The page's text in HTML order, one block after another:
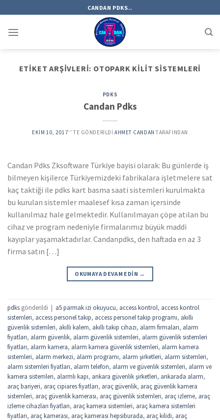
to
content
CANDAN PDKS..
ETIKET ARŞIVLERI: OTOPARK KILIT SISTEMLERI
PDKS
Candan Pdks
EKIM 10, 2017’' TE GÖNDERILDI AHMET CANDAN TARAFINDAN
Candan Pdks Zksoftware Türkiye bayisi olarak: Bu günlerde iş
bilmeyen kişilerce Türkiyemizdeki fabrikalara işletmelere sat
kaç taktiği ile pdks kart basma saati sistemleri kurulmakta
bu kurulan sistemler maalesef kısa zaman içersinde
kullanılmaz hale gelmektedir. Kullanılmayan çöpe atılan bu
cihaz ve program nedeniyle firmalarımız büyük maddi
kayıplar yaşamaktadırlar. Candanpdks, den haftada en az 3
firma satın […]
OKUMAYA DEVAM EDIN →
pdks gönderildi | a5 parmak izi okuyucu, access kontrol, access kontrol
sistemleri, access personel takip, access personel takip programı, akıllı
güvenlik sistemleri, akıllı kalem, akıllı takip cihazı, alarm firmaları, alarm
fiyatları, alarm güvenlik, alarm güvenlik sistemleri, alarm güvenlik sistemleri
fiyatları, alarm kamera, alarm kamera güvenlik sistemleri, alarm kamera
sistemleri, alarm merkezi, alarm programı, alarm şirketleri, alarm sistemleri,
alarm sistemleri fiyatları, alarm telefon, alarm ve güvenlik sistemleri, alarm ve
kamera sistemleri, alarmlı kapı, ankara güvenlik şirketleri, ankarada alarm,
araç bariyeri, araç cipiares fiyatları, araç güvenlik, araç güvenlik kamera
sistemleri, araç güvenlik kamerası, araç güvenlik sistemleri, araç izleme, araç
izleme cihazları fiyatları, araç kamera sistemleri, araç kamera sistemleri
fiyatları, araç kamerası, araç kamerası hepsiburada, araç kilidi, araç